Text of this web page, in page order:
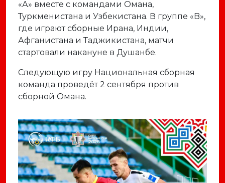
«А» вместе с командами Омана,
Туркменистана и Узбекистана. В группе «B»,
где играют сборные Ирана, Индии,
Афганистана и Таджикистана, матчи
стартовали накануне в Душанбе.
Следующую игру Национальная сборная
команда проведёт 2 сентября против
сборной Омана.